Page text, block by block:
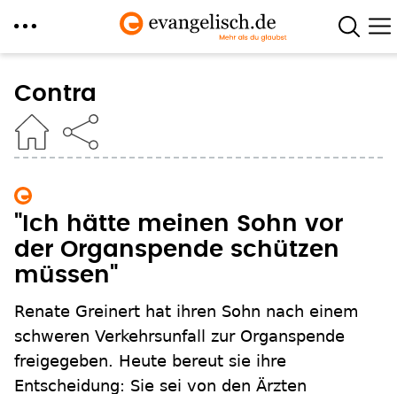
zum
Inhalt
Contra
"Ich hätte meinen Sohn vor
der Organspende schützen
müssen"
Renate Greinert hat ihren Sohn nach einem
schweren Verkehrsunfall zur Organspende
freigegeben. Heute bereut sie ihre
Entscheidung: Sie sei von den Ärzten